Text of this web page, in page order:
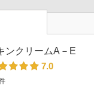
ンクリームA－E
7.0